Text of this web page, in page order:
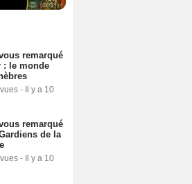
remarqué
: le monde
- Il y a 10
remarqué
de la
- Il y a 10